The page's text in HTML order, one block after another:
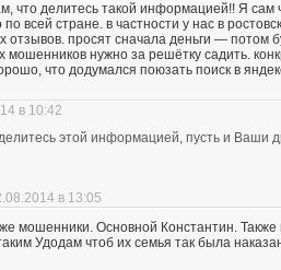
что делитесь такой информацией!! Я
всей стране. в частности у нас в
отзывов. просят сначала деньги — потом
мошенников нужно за решётку садить.
что додумался поюзать поиск в
в 10:42
этой информацией, пусть и Ваши
в 13:05
мошенники. Основной Константин.
Удодам чтоб их семья так была